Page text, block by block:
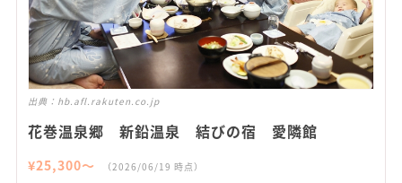
出典： hb.afl.rakuten.co.jp
花巻温泉郷 新鉛温泉 結びの宿 愛隣館
¥25,300〜 （2026/06/19 時点）